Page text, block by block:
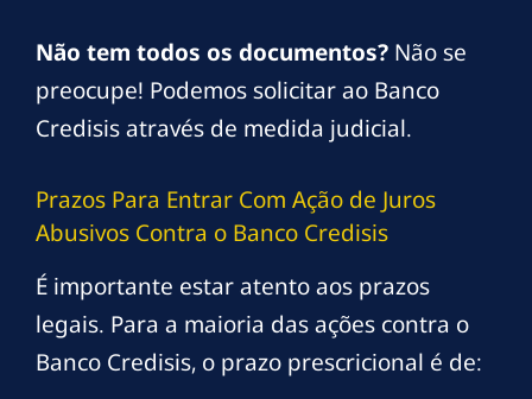
Não tem todos os documentos? Não se
preocupe! Podemos solicitar ao Banco
Credisis através de medida judicial.
Prazos Para Entrar Com Ação de Juros
Abusivos Contra o Banco Credisis
É importante estar atento aos prazos
legais. Para a maioria das ações contra o
Banco Credisis, o prazo prescricional é de: